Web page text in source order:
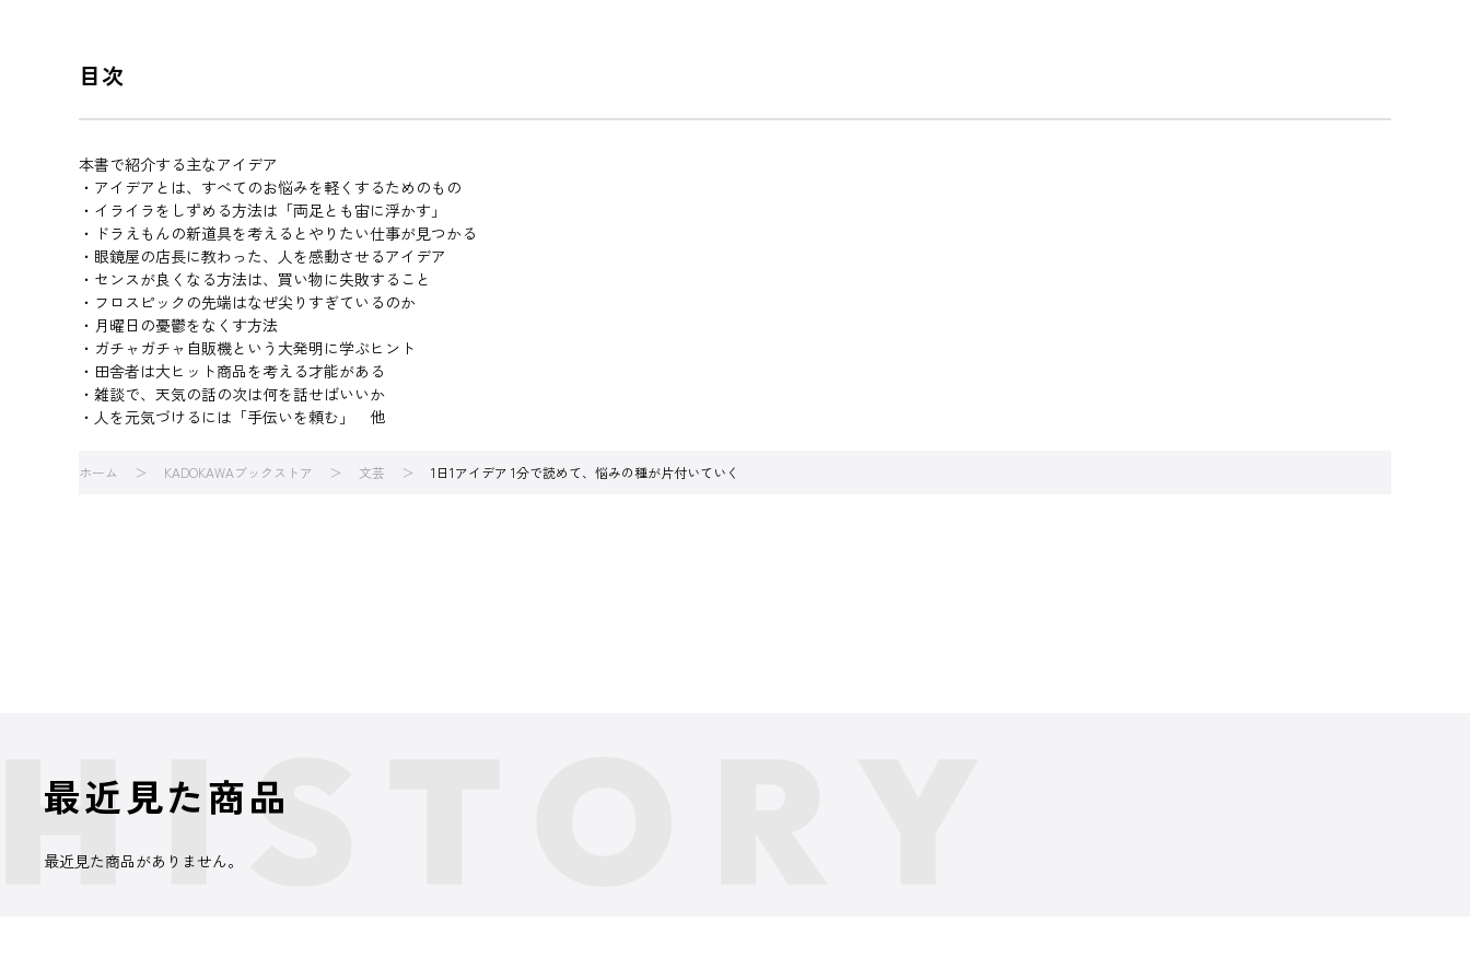
目次
本書で紹介する主なアイデア
・アイデアとは、すべてのお悩みを軽くするためのもの
・イライラをしずめる方法は「両足とも宙に浮かす」
・ドラえもんの新道具を考えるとやりたい仕事が見つかる
・眼鏡屋の店長に教わった、人を感動させるアイデア
・センスが良くなる方法は、買い物に失敗すること
・フロスピックの先端はなぜ尖りすぎているのか
・月曜日の憂鬱をなくす方法
・ガチャガチャ自販機という大発明に学ぶヒント
・田舎者は大ヒット商品を考える才能がある
・雑談で、天気の話の次は何を話せばいいか
・人を元気づけるには「手伝いを頼む」 他
ホーム KADOKAWAブックストア 文芸 1日1アイデア 1分で読めて、悩みの種が片付いていく
最近見た商品
最近見た商品がありません。